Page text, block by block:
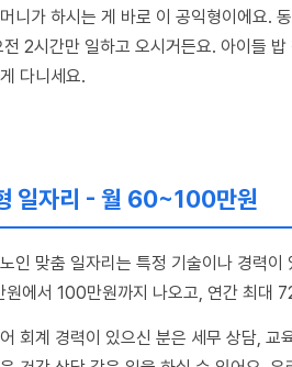
니가 하시는 게 바로 이 공익형이에요.
2시간만 일하고 오시거든요. 아이들
다니세요.
일자리 - 월 60~100만원
인 맞춤 일자리는 특정 기술이나 경력
에서 100만원까지 나오고, 연간 최대
회계 경력이 있으신 분은 세무 상담, 교